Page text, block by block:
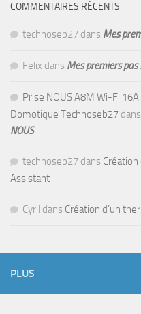
COMMENTAIRES RÉCENTS
technoseb27 dans Mes
Felix dans Mes premiers pas
Prise NOUS A8M Wi-Fi
Domotique Technoseb27 dans
NOUS
technoseb27 dans
Assistant
Cyril dans Création d’un
PLUS